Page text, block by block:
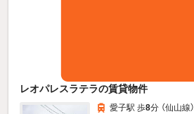
レオパレスラテラの賃貸物件
愛子駅 歩8分 （仙山線）